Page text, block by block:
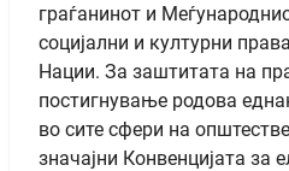
граѓанинот и
социјални и културни
Нации. За заштитата на
постигнување родова
во сите сфери на
значајни Конвенцијата за